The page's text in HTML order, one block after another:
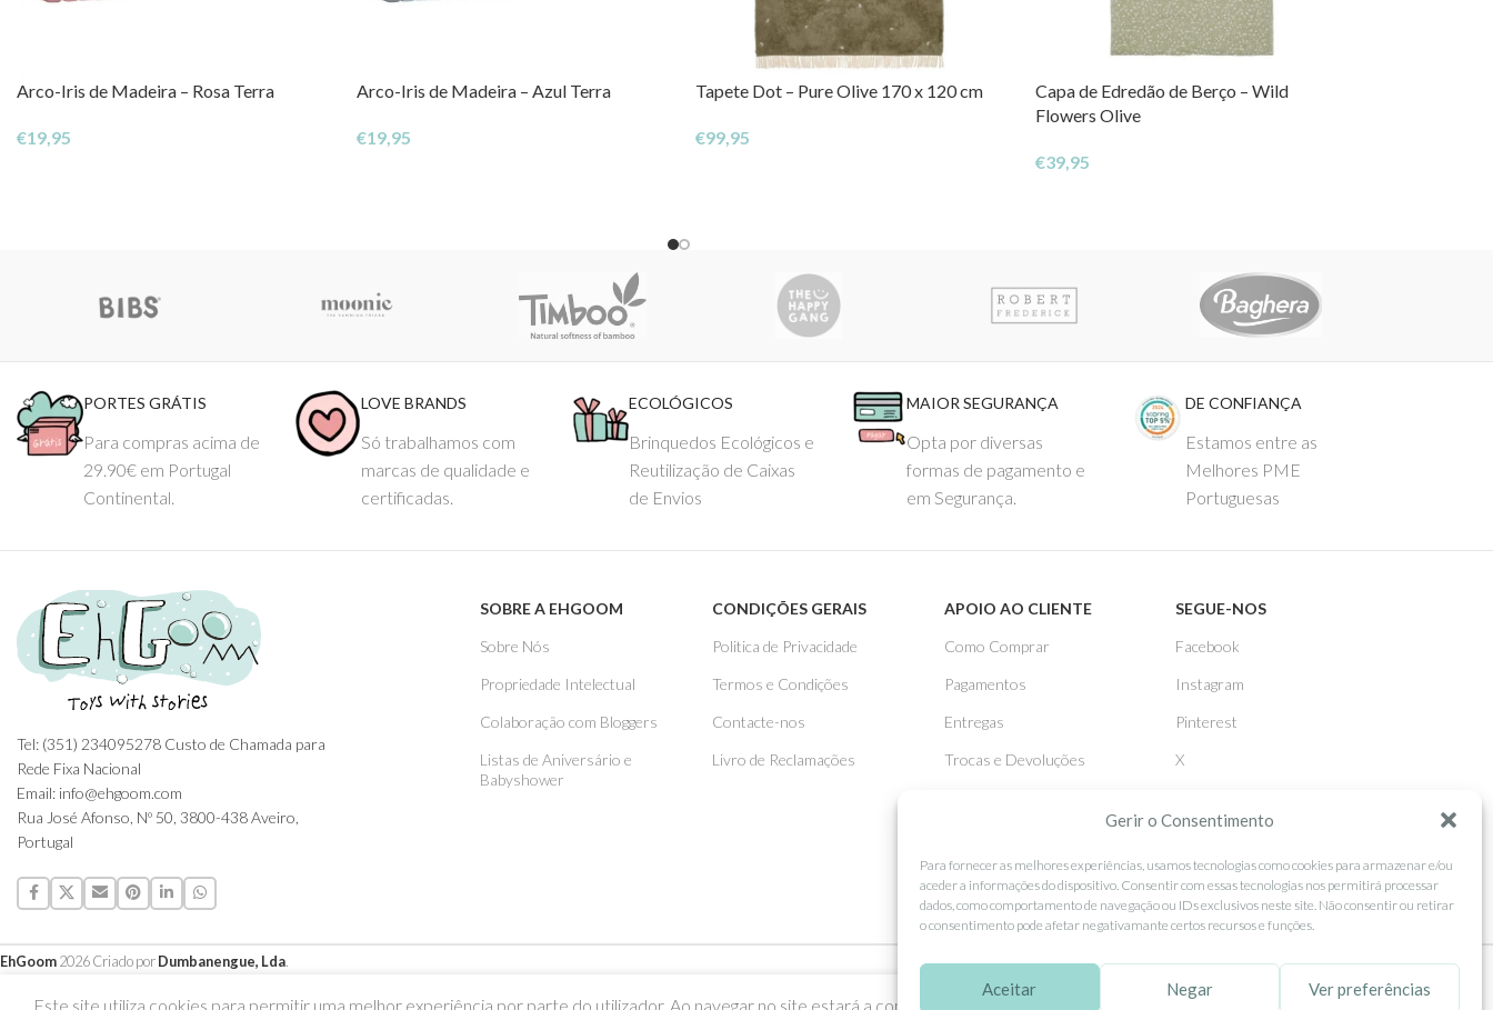
Gerir o Consentimento
Para fornecer as melhores experiências, usamos tecnologias como cookies para armazenar e/ou
aceder a informações do dispositivo. Consentir com essas tecnologias nos permitirá processar
dados, como comportamento de navegação ou IDs exclusivos neste site. Não consentir ou retirar
o consentimento pode afetar negativamante certos recursos e funções.
Aceitar Negar Ver preferências
Arco-Iris de Madeira – Rosa Terra
€19,95
Arco-Iris de Madeira – Azul Terra
€19,95
Tapete Dot – Pure Olive 170 x 120 cm
€99,95
Capa de Edredão de Berço – Wild
Flowers Olive
€39,95
PORTES GRÁTIS
Para compras acima de
29.90€ em Portugal
Continental.
LOVE BRANDS
Só trabalhamos com
marcas de qualidade e
certificadas.
ECOLÓGICOS
Brinquedos Ecológicos e
Reutilização de Caixas
de Envios
MAIOR SEGURANÇA
Opta por diversas
formas de pagamento e
em Segurança.
DE CONFIANÇA
Estamos entre as
Melhores PME
Portuguesas
Tel: (351) 234095278 Custo de Chamada para
Rede Fixa Nacional
Email: info@ehgoom.com
Rua José Afonso, Nº 50, 3800-438 Aveiro,
Portugal
SOBRE A EHGOOM
Sobre Nós
Propriedade Intelectual
Colaboração com Bloggers
Listas de Aniversário e
Babyshower
CONDIÇÕES GERAIS
Politica de Privacidade
Termos e Condições
Contacte-nos
Livro de Reclamações
APOIO AO CLIENTE
Como Comprar
Pagamentos
Entregas
Trocas e Devoluções
SEGUE-NOS
Facebook
Instagram
Pinterest
X
EhGoom2026 Criado porDumbanengue, Lda
Este site utiliza cookies para permitir uma melhor experiência por parte do utilizador. Ao navegar no site estará a consentir a sua utilização.